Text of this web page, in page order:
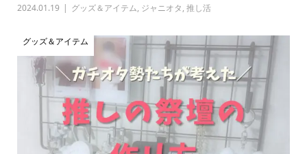
2024.01.19 グッズ＆アイテム, ジャニオタ, 推し活
グッズ＆アイテム